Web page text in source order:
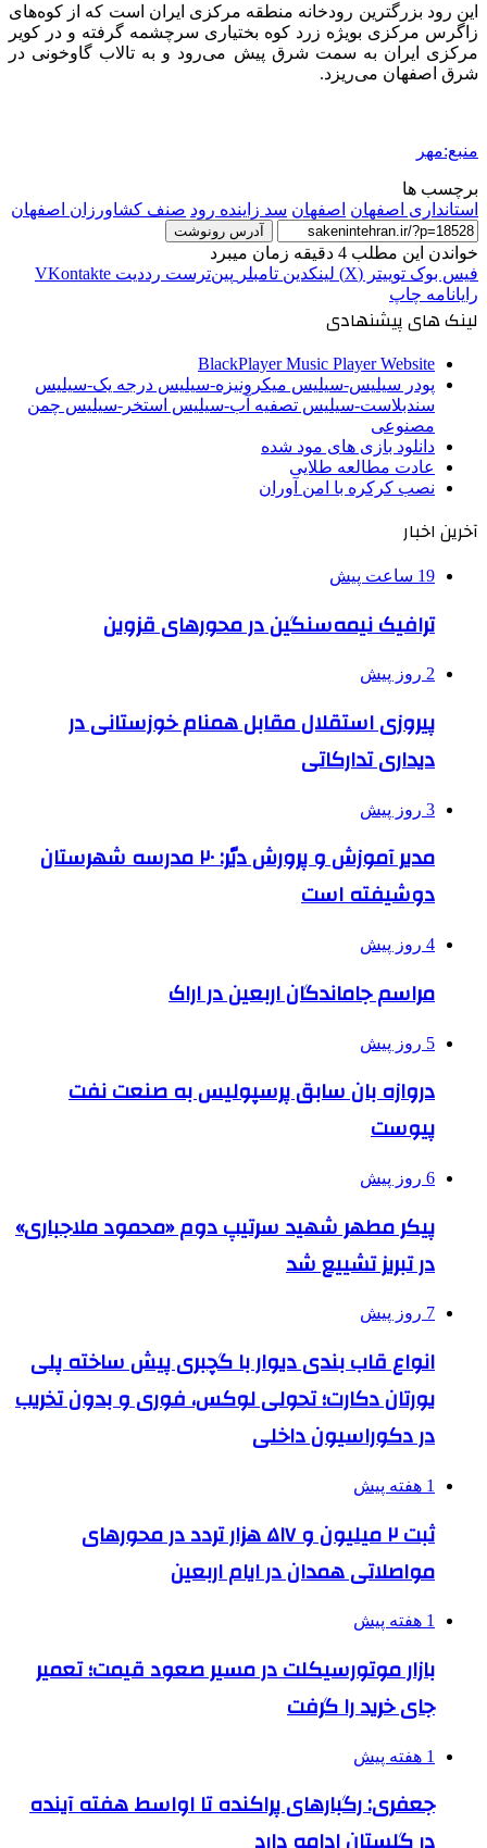
این رود بزرگترین رودخانه منطقه مرکزی ایران است که از کوه‌های
زاگرس مرکزی بویژه زرد کوه بختیاری سرچشمه گرفته و در کویر
مرکزی ایران به سمت شرق پیش می‌رود و به تالاب گاوخونی در
شرق اصفهان می‌ریزد.
منبع:مهر
برچسب ها
استانداری اصفهان اصفهان سد زاینده رود صنف کشاورزان اصفهان
آدرس رونوشت
خواندن این مطلب 4 دقیقه زمان میبرد
فیس بوک توییتر (X) لینکدین ‫تامبلر ‫پین‌ترست ‫رددیت ‫VKontakte
رایانامه چاپ
لینک های پیشنهادی
BlackPlayer Music Player Website
پودر سیلیس-سیلیس میکرونیزه-سیلیس درجه یک-سیلیس
سندبلاست-سیلیس تصفیه آب-سیلیس استخر-سیلیس چمن
مصنوعی
دانلود بازی های مود شده
عادت مطالعه طلایی
نصب کرکره با امن آوران
آخرین اخبار
19 ساعت پیش
ترافیک نیمه‌سنگین در محورهای قزوین
2 روز پیش
پیروزی استقلال مقابل همنام خوزستانی در
دیداری تدارکاتی
3 روز پیش
مدیر آموزش و پرورش دیّر: ۲۰ مدرسه شهرستان
دوشیفته است
4 روز پیش
مراسم جاماندگان اربعین در اراک
5 روز پیش
دروازه بان سابق پرسپولیس به صنعت نفت
پیوست
6 روز پیش
پیکر مطهر شهید سرتیپ دوم «محمود ملاجباری»
در تبریز تشییع شد
7 روز پیش
انواع قاب بندی دیوار با گچبری پیش ساخته پلی
یورتان دکارت؛ تحولی لوکس، فوری و بدون تخریب
در دکوراسیون داخلی
1 هفته پیش
ثبت ۲ میلیون و ۵۱۷ هزار تردد در محورهای
مواصلاتی همدان در ایام اربعین
1 هفته پیش
بازار موتورسیکلت در مسیر صعود قیمت؛ تعمیر
جای خرید را گرفت
1 هفته پیش
جعفری: رگبارهای پراکنده تا اواسط هفته آینده